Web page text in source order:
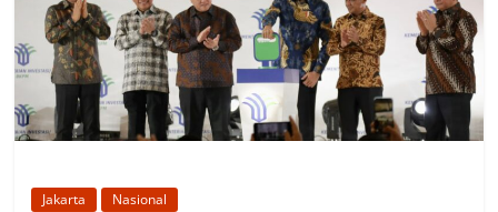
Jakarta Nasional